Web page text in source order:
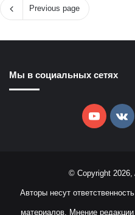
Previous page
Мы в социальных сетях
© Copyright 2026,
Авторы несут
материалов. Мнение